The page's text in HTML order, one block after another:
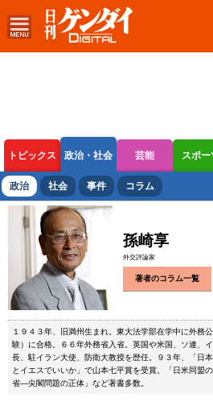
トピックス 政治・社会 芸能 スポー
ボートレース 競輪 オートレース
政治 社会 事件 コラム
孫崎享
外交評論家
著者のコラム一覧
１９４３年、旧満州生まれ。東大法学部在学中に外務
験）に合格。６６年外務省入省。英国や米国、ソ連、
長、駐イラン大使、防衛大教授を歴任。９３年、「
とイエスでいいか」で山本七平賞を受賞。「日米同盟
省―尖閣問題の正体」など著書多数。